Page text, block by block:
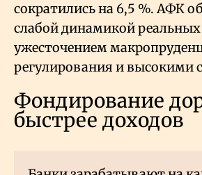
сократились на 6,5 %. АФК
слабой динамикой
ужесточением
регулирования и высокими
Фондирование
быстрее доходов